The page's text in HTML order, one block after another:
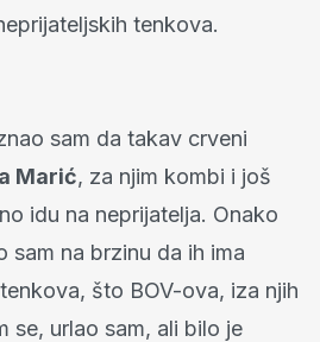
tenkova.
sam da takav crveni
Marić, za njim kombi i još
idu na neprijatelja. Onako
sam na brzinu da ih ima
što BOV-ova, iza njih
se, urlao sam, ali bilo je